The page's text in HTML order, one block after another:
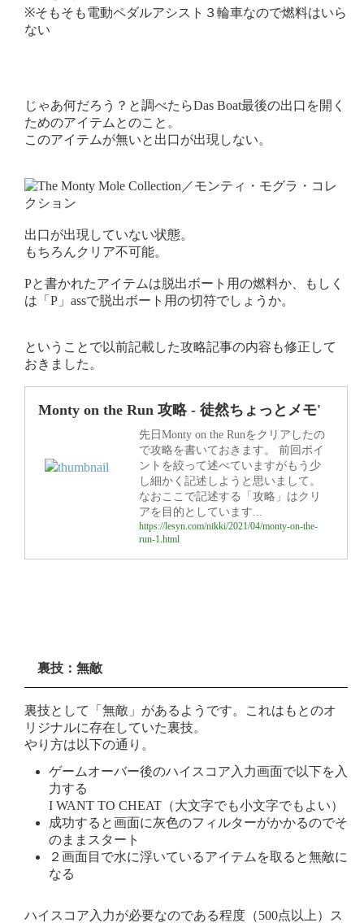
※そもそも電動ペダルアシスト３輪車なので燃料はいら
ない
じゃあ何だろう？と調べたらDas Boat最後の出口を開く
ためのアイテムとのこと。
このアイテムが無いと出口が出現しない。
出口が出現していない状態。
もちろんクリア不可能。
Pと書かれたアイテムは脱出ボート用の燃料か、もしく
は「P」assで脱出ボート用の切符でしょうか。
ということで以前記載した攻略記事の内容も修正して
おきました。
Monty on the Run 攻略 - 徒然ちょっとメモ'
先日Monty on the Runをクリアしたの
で攻略を書いておきます。 前回ポイ
ントを絞って述べていますがもう少
し細かく記述しようと思いまして。
なおここで記述する「攻略」はクリ
アを目的としています...
https://lesyn.com/nikki/2021/04/monty-on-the-
run-1.html
裏技：無敵
裏技として「無敵」があるようです。これはもとのオ
リジナルに存在していた裏技。
やり方は以下の通り。
ゲームオーバー後のハイスコア入力画面で以下を入
力する
I WANT TO CHEAT（大文字でも小文字でもよい）
成功すると画面に灰色のフィルターがかかるのでそ
のままスタート
２画面目で水に浮いているアイテムを取ると無敵に
なる
ハイスコア入力が必要なのである程度（500点以上）ス